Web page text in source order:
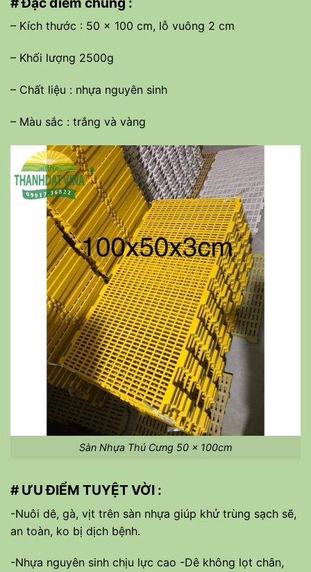
– Kích thước : 50 x 100 cm, lỗ vuông 2 cm
– Khối lượng 2500g
– Chất liệu : nhựa nguyên sinh
– Màu sắc : trắng và vàng
Sàn Nhựa Thú Cưng 50 x 100cm
# ƯU ĐIỂM TUYỆT VỜI :
-Nuôi dê, gà, vịt trên sàn nhựa giúp khử trùng sạch sẽ,
an toàn, ko bị dịch bệnh.
-Nhựa nguyên sinh chịu lực cao -Dê không lọt chân,